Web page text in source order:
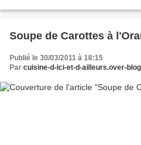
Soupe de Carottes à
Publié le 30/03/2011 à 18:15
Par cuisine-d-ici-et-d-ailleurs.over-